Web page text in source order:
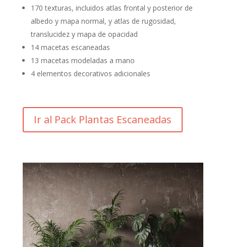
170 texturas, incluidos atlas frontal y posterior de
albedo y mapa normal, y atlas de rugosidad,
translucidez y mapa de opacidad
14 macetas escaneadas
13 macetas modeladas a mano
4 elementos decorativos adicionales
Ir al Pack Plantas Escaneadas